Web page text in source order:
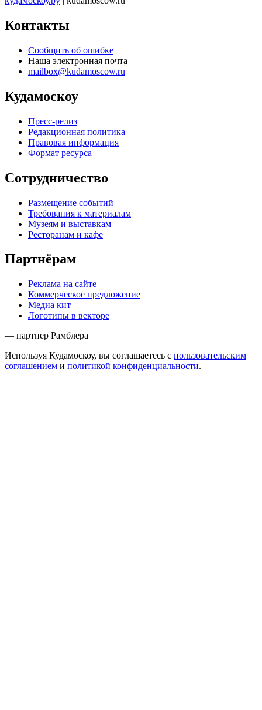
Контакты
Сообщить об ошибке
Наша электронная почта
mailbox@kudamoscow.ru
Кудамоскоу
Пресс-релиз
Редакционная политика
Правовая информация
Формат ресурса
Сотрудничество
Размещение событий
Требования к материалам
Музеям и выставкам
Ресторанам и кафе
Партнёрам
Реклама на сайте
Коммерческое предложение
Медиа кит
Логотипы в векторе
— партнер Рамблера
Используя Кудамоскоу, вы соглашаетесь с пользовательским
соглашением и политикой конфиденциальности.